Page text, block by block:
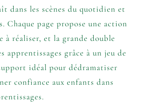
dans les scènes du quotidien et
Chaque page propose une action
à réaliser, et la grande double
apprentissages grâce à un jeu de
idéal pour dédramatiser
confiance aux enfants dans